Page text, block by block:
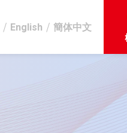
English 簡体中文